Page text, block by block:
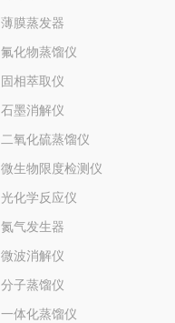
薄膜蒸发器
氟化物蒸馏仪
固相萃取仪
石墨消解仪
二氧化硫蒸馏仪
微生物限度检测仪
光化学反应仪
氮气发生器
微波消解仪
分子蒸馏仪
一体化蒸馏仪